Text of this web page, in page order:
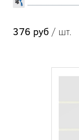
376 руб / шт.